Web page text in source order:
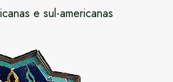
e sul-americanas